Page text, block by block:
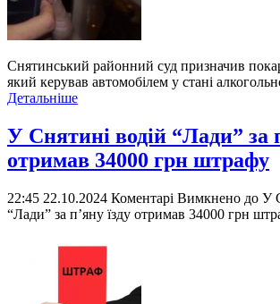
Снятинський районний суд призначив
який керував автомобілем у стані
Детальніше
У Снятині водій “Лади” за
отримав 34000 грн штрафу
22:45 22.10.2024 Коментарі Вимкнено до У
“Лади” за п’яну їзду отримав 34000 грн